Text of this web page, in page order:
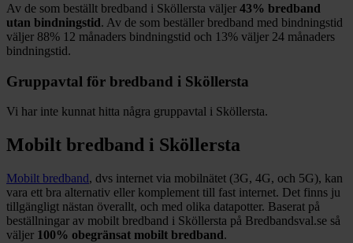
Av de som beställt bredband i Sköllersta väljer 43% bredband
utan bindningstid. Av de som beställer bredband med bindningstid
väljer 88% 12 månaders bindningstid och 13% väljer 24 månaders
bindningstid.
Gruppavtal för bredband i Sköllersta
Vi har inte kunnat hitta några gruppavtal i Sköllersta.
Mobilt bredband i Sköllersta
Mobilt bredband, dvs internet via mobilnätet (3G, 4G, och 5G), kan
vara ett bra alternativ eller komplement till fast internet. Det finns ju
tillgängligt nästan överallt, och med olika datapotter. Baserat på
beställningar av mobilt bredband i Sköllersta på Bredbandsval.se så
väljer 100% obegränsat mobilt bredband.